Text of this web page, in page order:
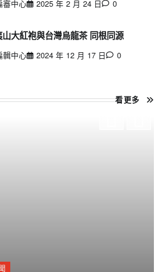
審中心 2025 年 2 月 24 日 0
山大紅袍與台灣烏龍茶 同根同源
輯中心 2024 年 12 月 17 日 0
看更多